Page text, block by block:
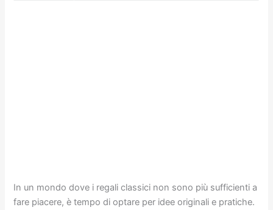
In un mondo dove i regali classici non sono più sufficienti a
fare piacere, è tempo di optare per idee originali e pratiche.